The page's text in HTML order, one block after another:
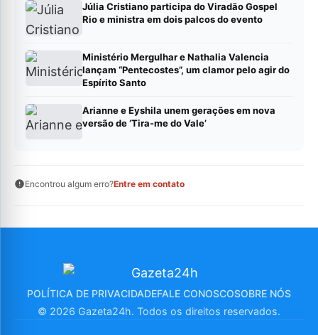
Júlia Cristiano participa do Viradão Gospel
Rio e ministra em dois palcos do evento
Ministério Mergulhar e Nathalia Valencia
lançam “Pentecostes”, um clamor pelo agir do
Espírito Santo
Arianne e Eyshila unem gerações em nova
versão de ‘Tira-me do Vale’
Encontrou algum erro?Entre em contato
POLÍTICA DE PRIVACIDADEFALE CONOSCOSOBRE NÓS
© 2026 Gazeta24h. Todos os direitos reservados.